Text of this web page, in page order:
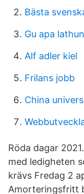
Bästa
Gu apa
Alf adler kiel
Frilans jobb
China
Röda dagar
med ledigheten
krävs Fredag 2
Amorteringsfritt